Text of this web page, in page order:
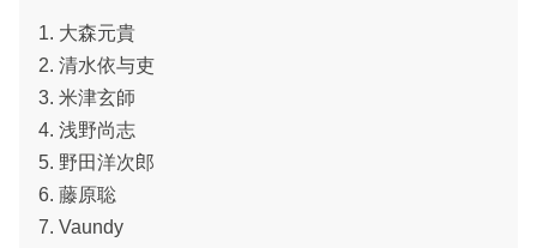
1. 大森元貴
2. 清水依与吏
3. 米津玄師
4. 浅野尚志
5. 野田洋次郎
6. 藤原聡
7. Vaundy